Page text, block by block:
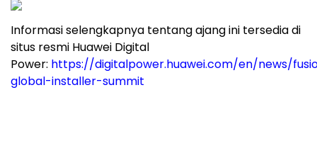
Informasi selengkapnya tentang ajang ini tersedia di
situs resmi Huawei Digital
Power: https://digitalpower.huawei.com/en/news/
global-installer-summit